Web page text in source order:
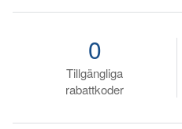
Tillgängliga
rabattkoder
0